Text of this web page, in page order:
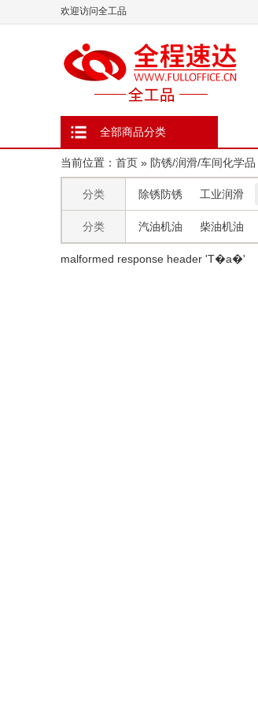
欢迎访问全工品
全部商品分类
当前位置： 首页 » 防锈/润滑/车间化学品
分类 除锈防锈 工业润滑
分类 汽油机油 柴油机油
malformed response header ' T�a�'